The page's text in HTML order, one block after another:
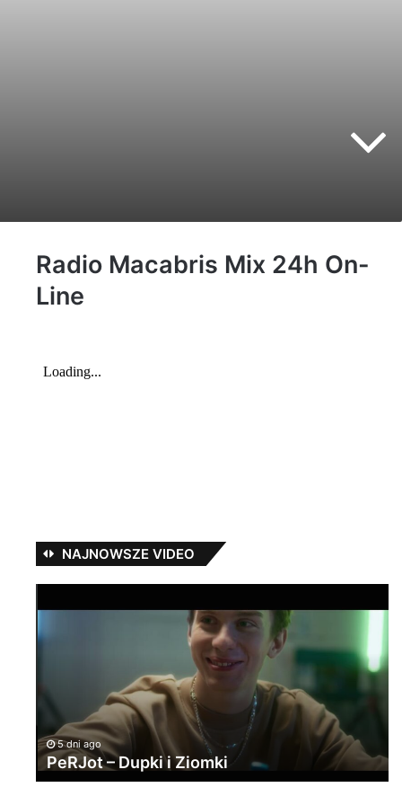
Radio Macabris Mix 24h On-
Line
NAJNOWSZE VIDEO
–
Dupki
5 dni ago
PeRJot – Dupki i Ziomki
w